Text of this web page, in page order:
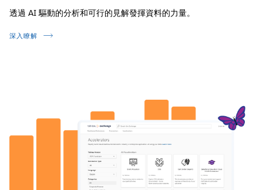
透過 AI 驅動的分析和可行的見解發揮資料的力量。
深入瞭解